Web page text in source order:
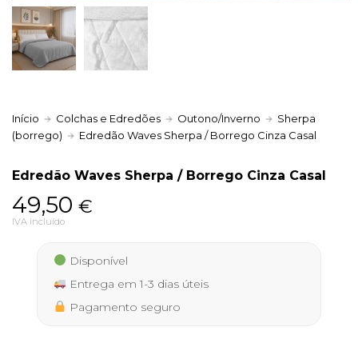
Início Colchas e Edredões Outono/Inverno
Sherpa
(borrego)
Edredão Waves Sherpa / Borrego Cinza Casal
Edredão Waves Sherpa / Borrego Cinza Casal
49,50 €
IVA incluído
Disponível
Entrega em 1-3 dias úteis
Pagamento seguro